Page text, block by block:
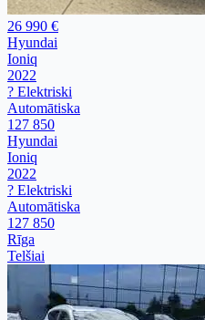
26 990 €
Hyundai
Ioniq
2022
? Elektriski
Automātiska
127 850
Hyundai
Ioniq
2022
? Elektriski
Automātiska
127 850
Rīga
Telšiai